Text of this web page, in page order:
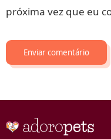
próxima vez que eu